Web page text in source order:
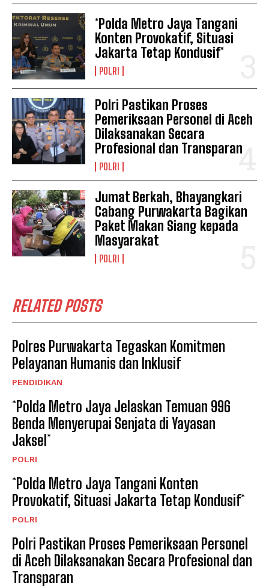
*Polda Metro Jaya Tangani
Konten Provokatif, Situasi
Jakarta Tetap Kondusif*
POLRI
Polri Pastikan Proses
Pemeriksaan Personel di Aceh
Dilaksanakan Secara
Profesional dan Transparan
POLRI
Jumat Berkah, Bhayangkari
Cabang Purwakarta Bagikan
Paket Makan Siang kepada
Masyarakat
POLRI
RELATED POSTS
Polres Purwakarta Tegaskan Komitmen
Pelayanan Humanis dan Inklusif
PENDIDIKAN
*Polda Metro Jaya Jelaskan Temuan 996
Benda Menyerupai Senjata di Yayasan
Jaksel*
POLRI
*Polda Metro Jaya Tangani Konten
Provokatif, Situasi Jakarta Tetap Kondusif*
POLRI
Polri Pastikan Proses Pemeriksaan Personel
di Aceh Dilaksanakan Secara Profesional dan
Transparan